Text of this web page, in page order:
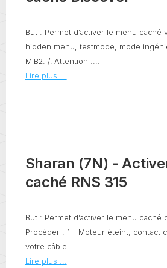
But : Permet d’activer le menu caché
hidden menu, testmode, mode
MIB2. /! Attention :...
Lire plus ...
Sharan (7N) -
caché RNS 315
But : Permet d’activer le menu caché
Procéder : 1 – Moteur éteint, contact
votre câble...
Lire plus ...